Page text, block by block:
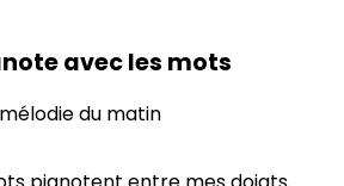
avec les mots
du matin